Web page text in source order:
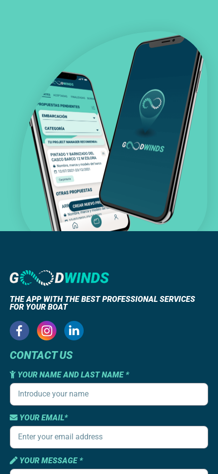
THE APP WITH THE BEST PROFESSIONAL SERVICES
FOR YOUR BOAT
CONTACT US
YOUR NAME AND LAST NAME *
YOUR EMAIL*
YOUR MESSAGE *